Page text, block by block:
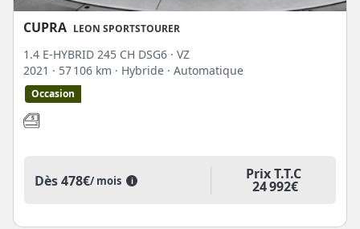
CUPRA LEON SPORTSTOURER
1.4 E-HYBRID 245 CH DSG6 · VZ
2021 · 57 106 km · Hybride · Automatique
Occasion
Dès478€/ mois i Prix T.T.C
24 992€